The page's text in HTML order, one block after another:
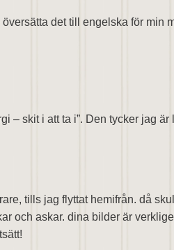
det till engelska för
– skit i att ta i”. Den tycker jag är
tills jag flyttat hemifrån. då
och askar. dina bilder är